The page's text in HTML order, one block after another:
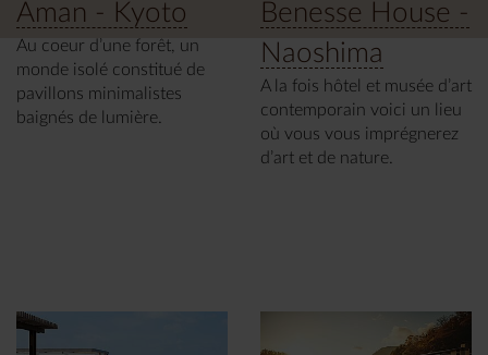
Aman - Kyoto
Au coeur d’une forêt, un
monde isolé constitué de
pavillons minimalistes
baignés de lumière.
Benesse House -
Naoshima
A la fois hôtel et musée d’art
contemporain voici un lieu
où vous vous imprégnerez
d’art et de nature.